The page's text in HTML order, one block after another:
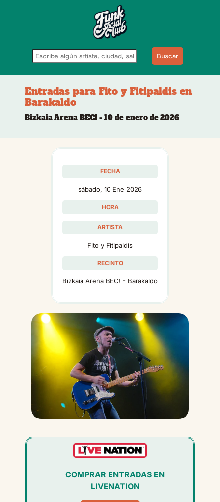
Buscar
Entradas para Fito y Fitipaldis en
Barakaldo
Bizkaia Arena BEC! - 10 de enero de 2026
FECHA
sábado, 10 Ene 2026
HORA
ARTISTA
Fito y Fitipaldis
RECINTO
Bizkaia Arena BEC! - Barakaldo
COMPRAR ENTRADAS EN
LIVENATION